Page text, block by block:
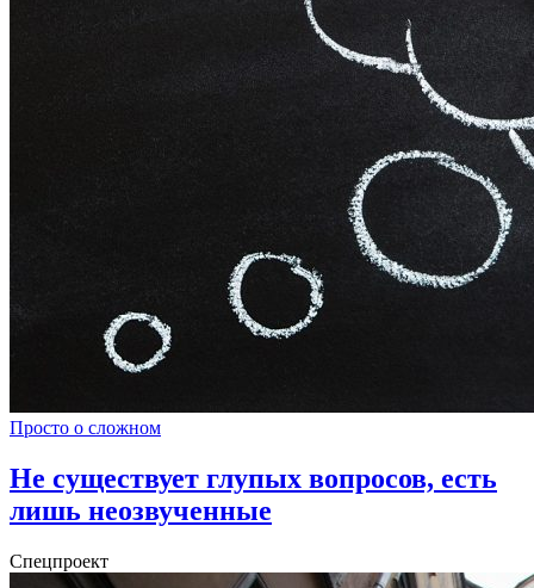
Просто о сложном
Не существует глупых вопросов, есть
лишь неозвученные
Спецпроект